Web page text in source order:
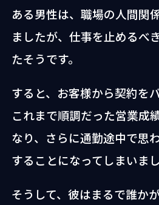
ある男性は、職場の人間関
ましたが、仕事を止めるべ
たそうです。
すると、お客様から契約を
これまで順調だった営業成
なり、さらに通勤途中で思
することになってしまいまし
そうして、彼はまるで誰か